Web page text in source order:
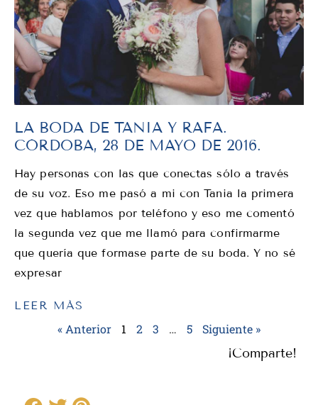
LA BODA DE TANIA Y RAFA.
CÓRDOBA, 28 DE MAYO DE 2016.
Hay personas con las que conectas sólo a través
de su voz. Eso me pasó a mi con Tania la primera
vez que hablamos por teléfono y eso me comentó
la segunda vez que me llamó para confirmarme
que quería que formase parte de su boda. Y no sé
expresar
LEER MÁS
« Anterior 1 2 3 … 5 Siguiente »
¡Comparte!